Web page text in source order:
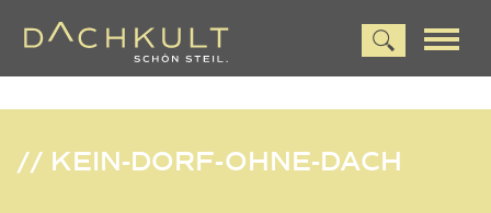
// KEIN-DORF-OHNE-DACH